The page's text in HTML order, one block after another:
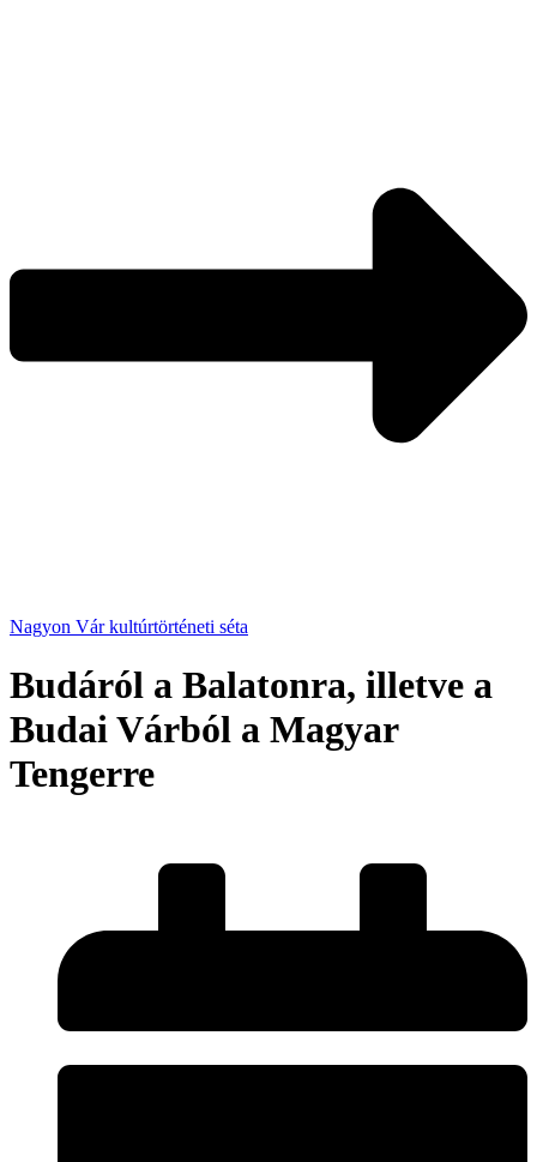
Nagyon Vár kultúrtörténeti séta
Budáról a Balatonra, illetve a
Budai Várból a Magyar
Tengerre